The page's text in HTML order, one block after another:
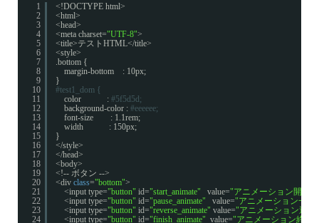
1
2
3
4
5
6
7
8
9
10
11
12
13
14
15
16
17
18
19
20
21
22
23
24
<!DOCTYPE html>
<html>
<head>
<meta charset="UTF-8">
<title>テストHTML</title>
<style>
.bottom {
margin-bottom    : 10px;
}
#test1_dom {
color            : #5f5d5d;
background-color : #eeeeee;
font-size        : 1.1rem;
width            : 150px;
}
</style>
</head>
<body>
<!-- ボタン -->
<div class="bottom">
<input type="button" id="start_animate" value="アニメーション開始"
<input type="button" id="pause_animate" value="アニメーション一時
<input type="button" id="reverse_animate" value="アニメーション逆再
<input type="button" id="finish_animate" value="アニメーション終了"